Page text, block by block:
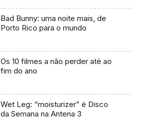
Bad Bunny: uma noite mais, de
Porto Rico para o mundo
Os 10 filmes a não perder até ao
fim do ano
Wet Leg: “moisturizer” é Disco
da Semana na Antena 3